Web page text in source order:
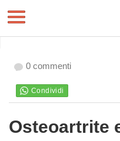
0 commenti
Osteoartrite